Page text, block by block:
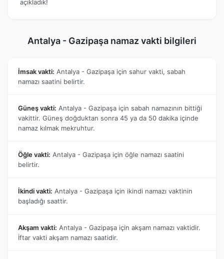
açıkladık!
Antalya - Gazipaşa namaz vakti bilgileri
İmsak vakti: Antalya - Gazipaşa için sahur vakti, sabah
namazı saatini belirtir.
Güneş vakti: Antalya - Gazipaşa için sabah namazının bittiği
vakittir. Güneş doğduktan sonra 45 ya da 50 dakika içinde
namaz kılmak mekruhtur.
Öğle vakti: Antalya - Gazipaşa için öğle namazı saatini
belirtir.
İkindi vakti: Antalya - Gazipaşa için ikindi namazı vaktinin
başladığı saattir.
Akşam vakti: Antalya - Gazipaşa için akşam namazı vaktidir.
İftar vakti akşam namazı saatidir.